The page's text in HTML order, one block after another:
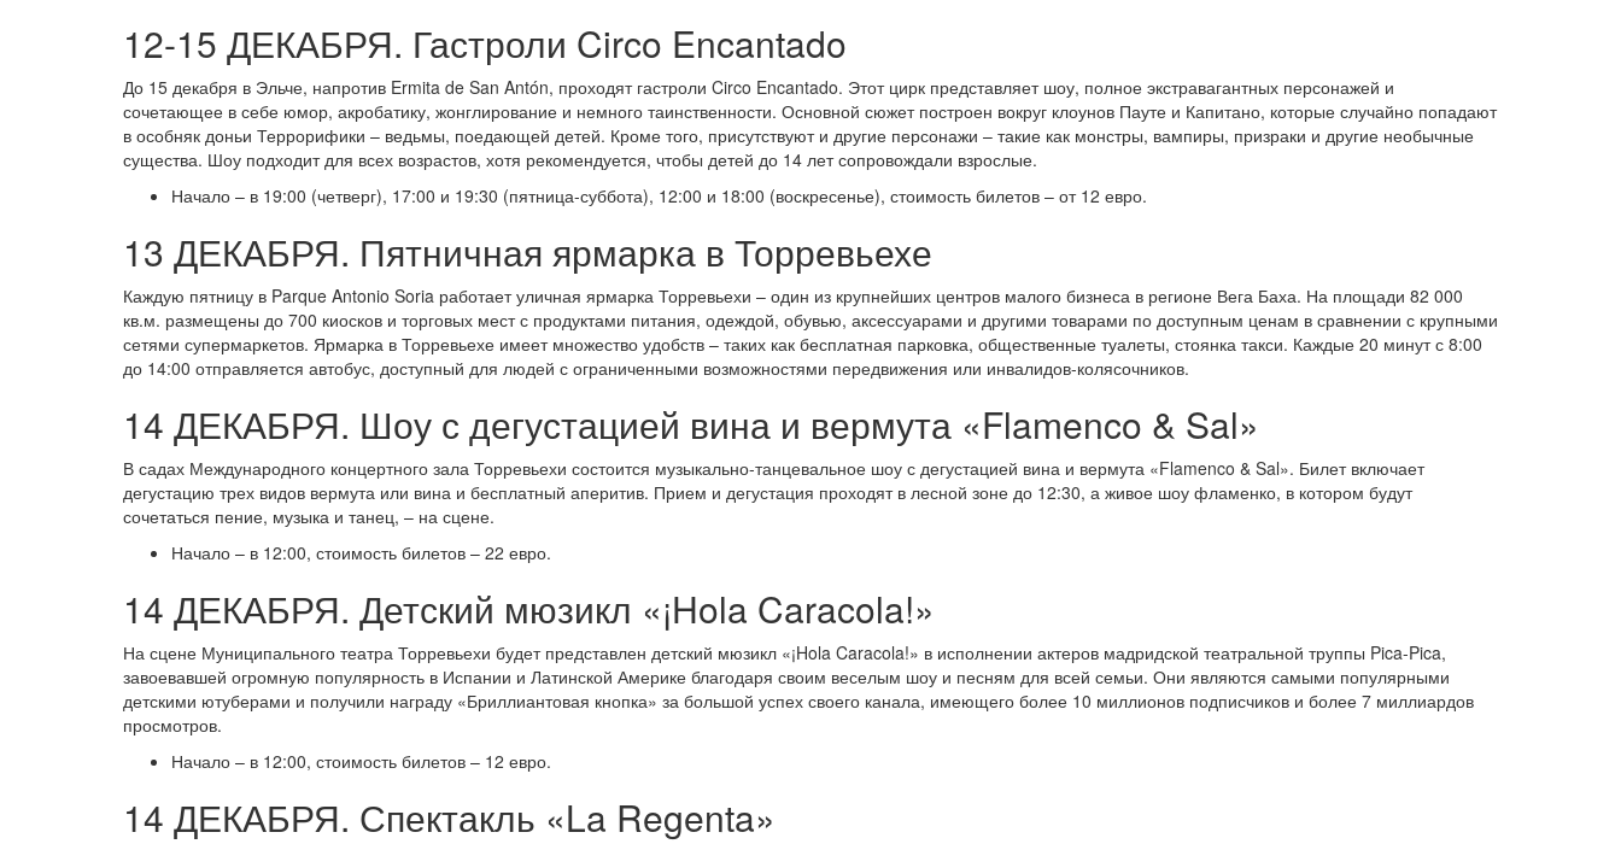
12-15 ДЕКАБРЯ. Гастроли Circo Encantado
До 15 декабря в Эльче, напротив Ermita de San Antón, проходят гастроли Circo Encantado. Этот цирк представляет шоу, полное экстравагантных персонажей и
сочетающее в себе юмор, акробатику, жонглирование и немного таинственности. Основной сюжет построен вокруг клоунов Пауте и Капитано, которые случайно попадают
в особняк доньи Террорифики – ведьмы, поедающей детей. Кроме того, присутствуют и другие персонажи – такие как монстры, вампиры, призраки и другие необычные
существа. Шоу подходит для всех возрастов, хотя рекомендуется, чтобы детей до 14 лет сопровождали взрослые.
Начало – в 19:00 (четверг), 17:00 и 19:30 (пятница-суббота), 12:00 и 18:00 (воскресенье), стоимость билетов – от 12 евро.
13 ДЕКАБРЯ. Пятничная ярмарка в Торревьехе
Каждую пятницу в Parque Antonio Soria работает уличная ярмарка Торревьехи – один из крупнейших центров малого бизнеса в регионе Вега Баха. На площади 82 000
кв.м. размещены до 700 киосков и торговых мест с продуктами питания, одеждой, обувью, аксессуарами и другими товарами по доступным ценам в сравнении с крупными
сетями супермаркетов. Ярмарка в Торревьехе имеет множество удобств – таких как бесплатная парковка, общественные туалеты, стоянка такси. Каждые 20 минут с 8:00
до 14:00 отправляется автобус, доступный для людей с ограниченными возможностями передвижения или инвалидов-колясочников.
14 ДЕКАБРЯ. Шоу с дегустацией вина и вермута «Flamenco & Sal»
В садах Международного концертного зала Торревьехи состоится музыкально-танцевальное шоу с дегустацией вина и вермута «Flamenco & Sal». Билет включает
дегустацию трех видов вермута или вина и бесплатный аперитив. Прием и дегустация проходят в лесной зоне до 12:30, а живое шоу фламенко, в котором будут
сочетаться пение, музыка и танец, – на сцене.
Начало – в 12:00, стоимость билетов – 22 евро.
14 ДЕКАБРЯ. Детский мюзикл «¡Hola Caracola!»
На сцене Муниципального театра Торревьехи будет представлен детский мюзикл «¡Hola Caracola!» в исполнении актеров мадридской театральной труппы Pica-Pica,
завоевавшей огромную популярность в Испании и Латинской Америке благодаря своим веселым шоу и песням для всей семьи. Они являются самыми популярными
детскими ютуберами и получили награду «Бриллиантовая кнопка» за большой успех своего канала, имеющего более 10 миллионов подписчиков и более 7 миллиардов
просмотров.
Начало – в 12:00, стоимость билетов – 12 евро.
14 ДЕКАБРЯ. Спектакль «La Regenta»